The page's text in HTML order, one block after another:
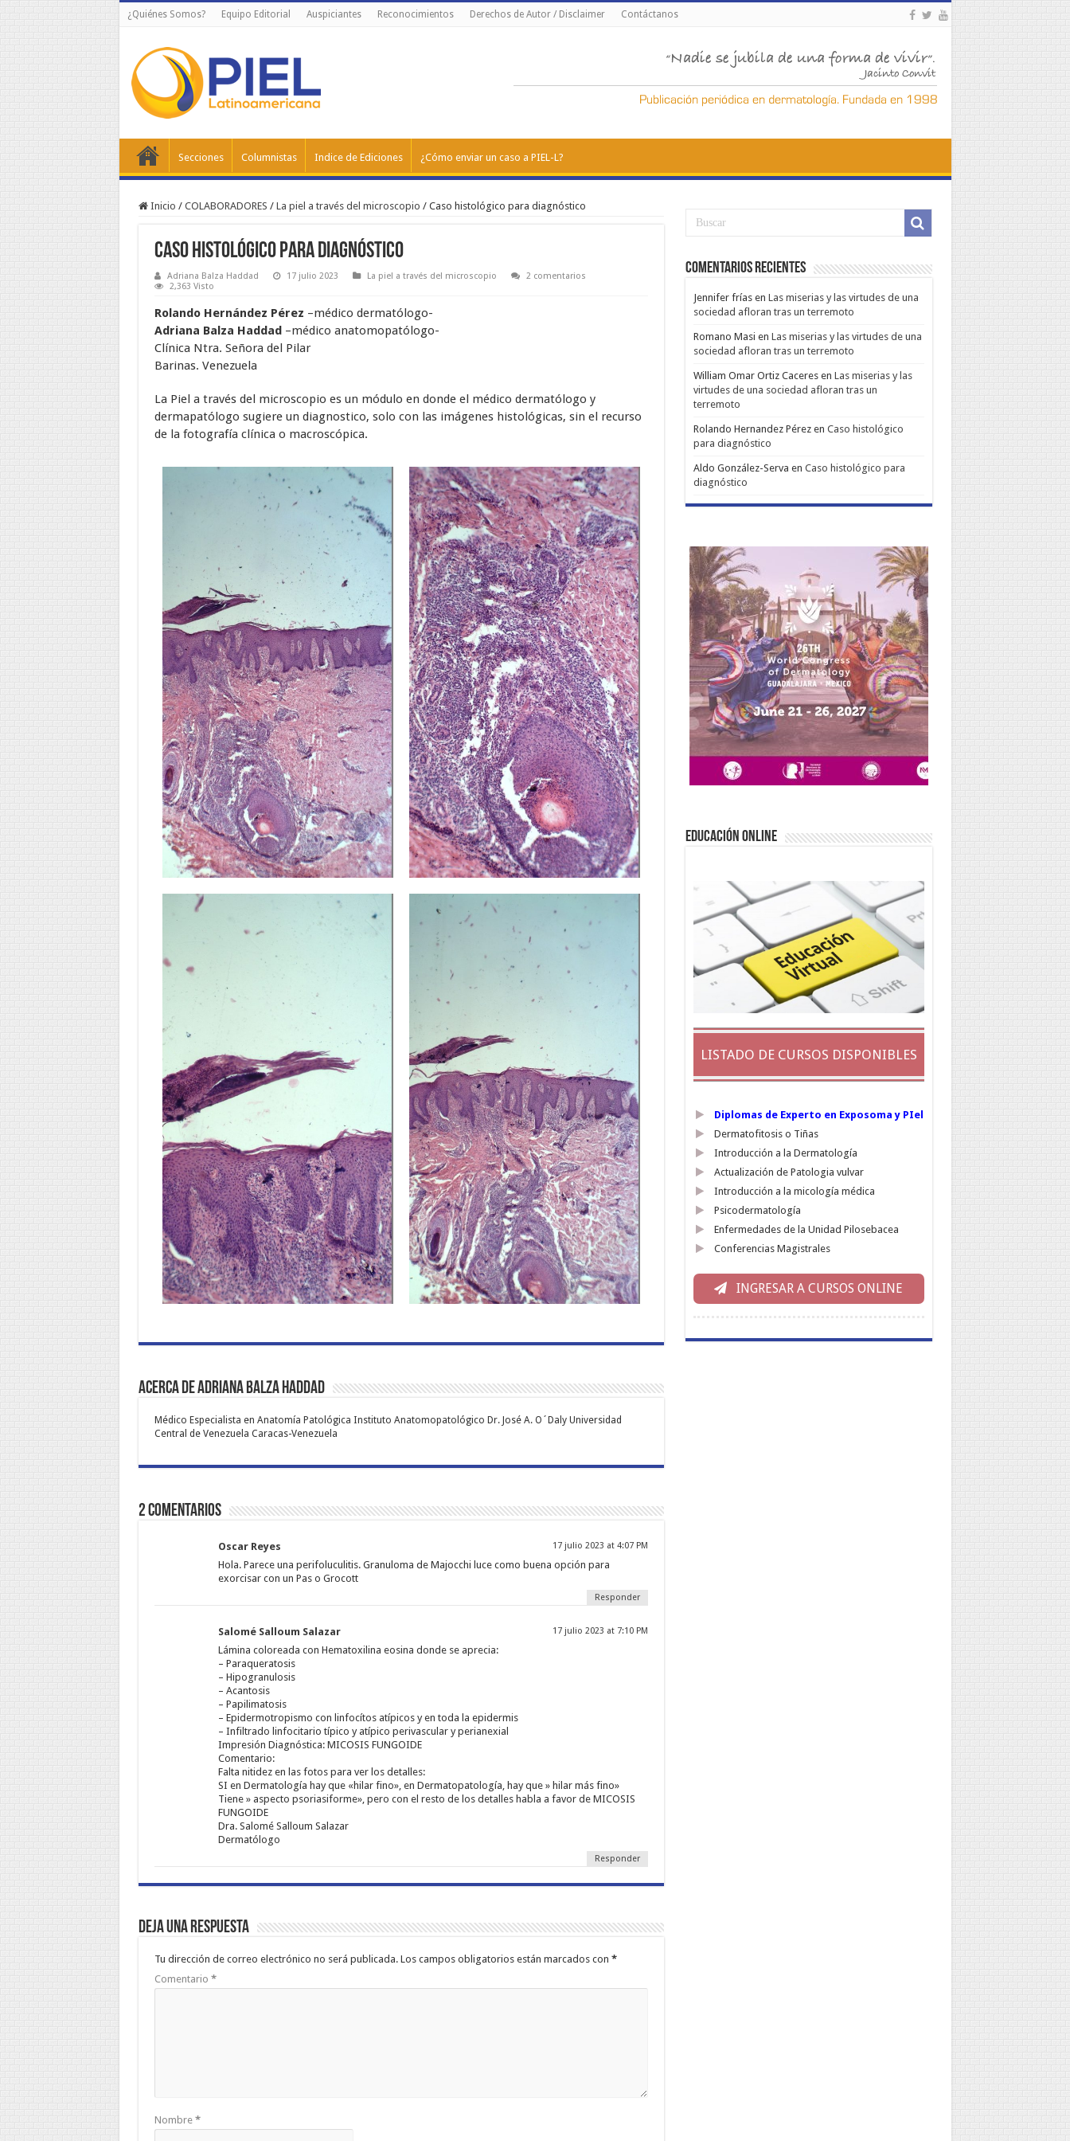
¿Quiénes Somos? Equipo Editorial Auspiciantes Reconocimientos Derechos de Autor / Disclaimer Contáctanos
Secciones Columnistas Indice de Ediciones ¿Cómo enviar un caso a PIEL-L?
Inicio / COLABORADORES / La piel a través del microscopio / Caso histológico para diagnóstico
Caso histológico para diagnóstico
Adriana Balza Haddad 17 julio 2023 La piel a través del microscopio
2 comentarios
2,363 Visto
Rolando Hernández Pérez –médico dermatólogo-
Adriana Balza Haddad–médico anatomopatólogo-
Clínica Ntra. Señora del Pilar
Barinas. Venezuela
La Piel a través del microscopio es un módulo en donde el médico dermatólogo y
dermapatólogo sugiere un diagnostico, solo con las imágenes histológicas, sin el recurso
de la fotografía clínica o macroscópica.
Acerca de Adriana Balza Haddad
Médico Especialista en Anatomía Patológica Instituto Anatomopatológico Dr. José A. O´Daly Universidad
Central de Venezuela Caracas-Venezuela
2 comentarios
Oscar Reyes 17 julio 2023 at 4:07 PM
Hola. Parece una perifoluculitis. Granuloma de Majocchi luce como buena opción para
exorcisar con un Pas o Grocott
Responder
Salomé Salloum Salazar 17 julio 2023 at 7:10 PM
Lámina coloreada con Hematoxilina eosina donde se aprecia:
– Paraqueratosis
– Hipogranulosis
– Acantosis
– Papilimatosis
– Epidermotropismo con linfocítos atípicos y en toda la epidermis
– Infiltrado linfocitario típico y atípico perivascular y perianexial
Impresión Diagnóstica: MICOSIS FUNGOIDE
Comentario:
Falta nitidez en las fotos para ver los detalles:
SI en Dermatología hay que «hilar fino», en Dermatopatología, hay que » hilar más fino»
Tiene » aspecto psoriasiforme», pero con el resto de los detalles habla a favor de MICOSIS
FUNGOIDE
Dra. Salomé Salloum Salazar
Dermatólogo
Responder
Deja una respuesta
Tu dirección de correo electrónico no será publicada. Los campos obligatorios están marcados con *
Comentario *
Nombre *
Comentarios Recientes
Jennifer fríasen Las miserias y las virtudes de una
sociedad afloran tras un terremoto
Romano Masi en Las miserias y las virtudes de una
sociedad afloran tras un terremoto
William Omar Ortiz Caceresen Las miserias y las
virtudes de una sociedad afloran tras un
terremoto
Rolando Hernandez Pérezen Caso histológico
para diagnóstico
Aldo González-Serva en Caso histológico para
diagnóstico
EDUCACIÓN ONLINE
LISTADO DE CURSOS DISPONIBLES
Diplomas de Experto en Exposoma y PIel
Dermatofitosis o Tiñas
Introducción a la Dermatología
Actualización de Patologia vulvar
Introducción a la micología médica
Psicodermatología
Enfermedades de la Unidad Pilosebacea
Conferencias Magistrales
INGRESAR A CURSOS ONLINE